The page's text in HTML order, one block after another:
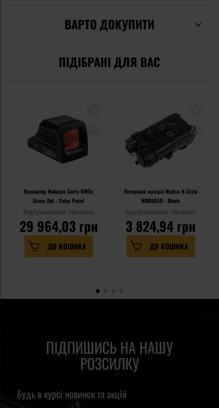
ВАРТО ДОКУПИТИ
ПІДІБРАНІ ДЛЯ ВАС
Коліматор Holosun Carry RMSc
Green Dot - Solar Panel
Відправлення: Негайно
29 964,03 грн
ДО КОШИКА
Лазерний приціл Wadsn N-Style
WD06059 - Black
Відправлення: Негайно
3 824,94 грн
ДО КОШИКА
ПІДПИШИСЬ НА НАШУ
РОЗСИЛКУ
Будь в курсі новинок та акцій